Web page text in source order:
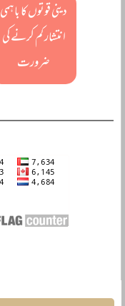
دینی قوتوں کا باہمی
انتشار کم کرنے کی
ضرورت